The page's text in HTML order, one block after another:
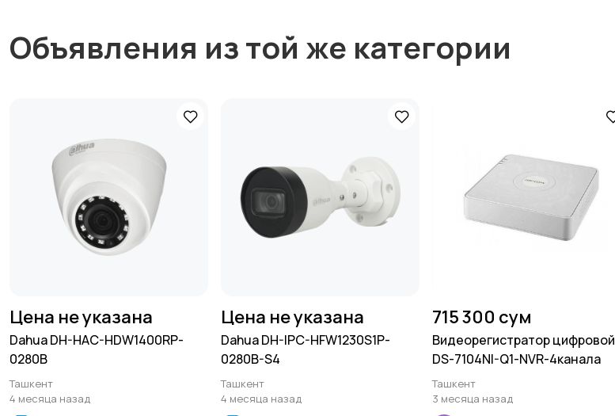
Объявления из той же категории
Цена не указана
Dahua DH-HAC-HDW1400RP-
0280B
Ташкент
4 месяца назад
Цена не указана
Dahua DH-IPC-HFW1230S1P-
0280B-S4
Ташкент
4 месяца назад
715 300 сум
Видеорегистратор цифровой
DS-7104NI-Q1-NVR-4канала
Ташкент
3 месяца назад